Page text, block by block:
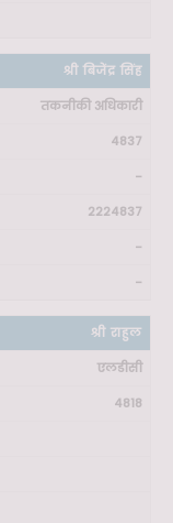
श्री बिजेंद्र सिंह
तकनीकी अधिकारी
4837
-
2224837
-
-
श्री राहुल
एलडीसी
4818